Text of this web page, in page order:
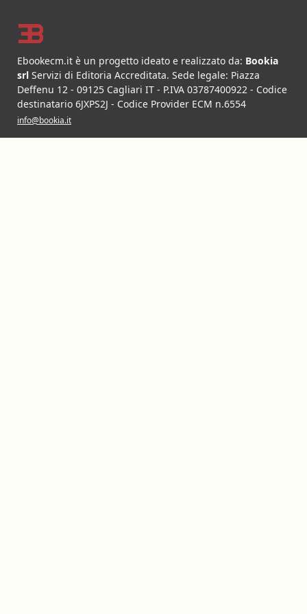
Ebookecm.it è un progetto ideato e realizzato da: Bookia
srl Servizi di Editoria Accreditata. Sede legale: Piazza
Deffenu 12 - 09125 Cagliari IT - P.IVA 03787400922 - Codice
destinatario 6JXPS2J - Codice Provider ECM n.6554
info@bookia.it